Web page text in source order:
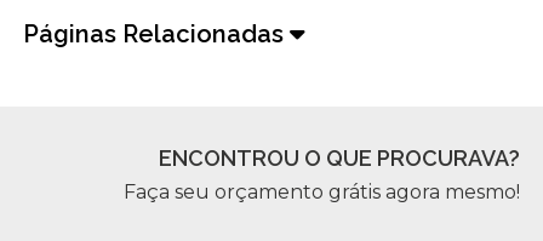
Páginas Relacionadas
ENCONTROU O QUE PROCURAVA?
Faça seu orçamento grátis agora mesmo!